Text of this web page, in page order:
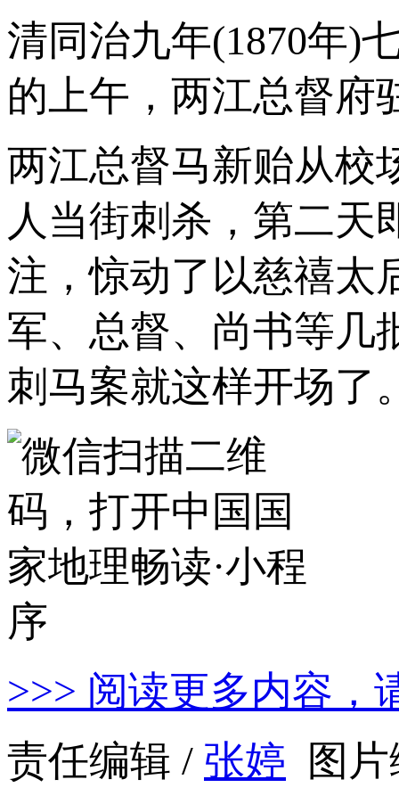
清同治九年(1870年)
的上午，两江总督府
两江总督马新贻从校
人当街刺杀，第二天
注，惊动了以慈禧太
军、总督、尚书等几
刺马案就这样开场了
>>> 阅读更多内容，
责任编辑 / 张婷 图